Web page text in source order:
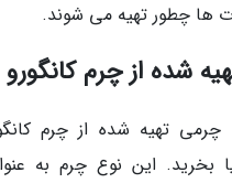
ها چطور تهیه می شوند.
شده از چرم کانگورو
چرمی تهیه شده از چرم
بخرید. این نوع چرم به